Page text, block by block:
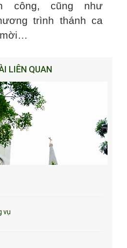
công, cũng như
trình thánh ca
LIÊN QUAN
vụ